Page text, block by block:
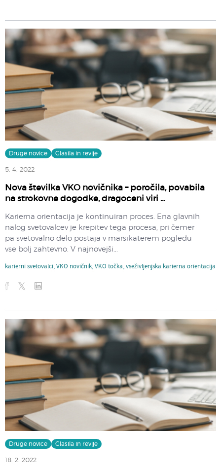
Druge novice Glasila in revije
5. 4. 2022
Nova številka VKO novičnika – poročila, povabila
na strokovne dogodke, dragoceni viri …
Karierna orientacija je kontinuiran proces. Ena glavnih
nalog svetovalcev je krepitev tega procesa, pri čemer
pa svetovalno delo postaja v marsikaterem pogledu
vse bolj zahtevno. V najnovejši...
karierni svetovalci,VKO novičnik,VKO točka,vseživljenjska karierna orientacija
Druge novice Glasila in revije
18. 2. 2022